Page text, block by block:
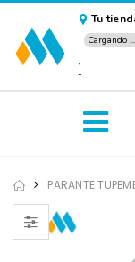
Tu
,
-
PARANTE